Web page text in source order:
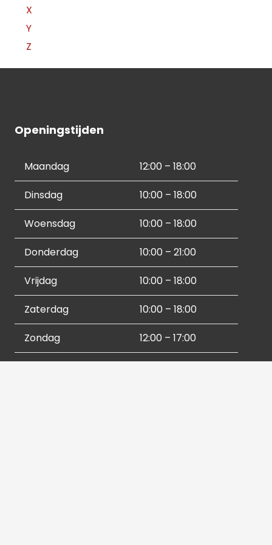
X
Y
Z
Openingstijden
Maandag 12:00 – 18:00
Dinsdag 10:00 – 18:00
Woensdag 10:00 – 18:00
Donderdag 10:00 – 21:00
Vrijdag 10:00 – 18:00
Zaterdag 10:00 – 18:00
Zondag 12:00 – 17:00